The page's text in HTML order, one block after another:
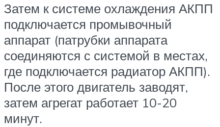
Затем к системе охлаждения АКПП
подключается промывочный
аппарат (патрубки аппарата
соединяются с системой в местах,
где подключается радиатор АКПП).
После этого двигатель заводят,
затем агрегат работает 10-20
минут.